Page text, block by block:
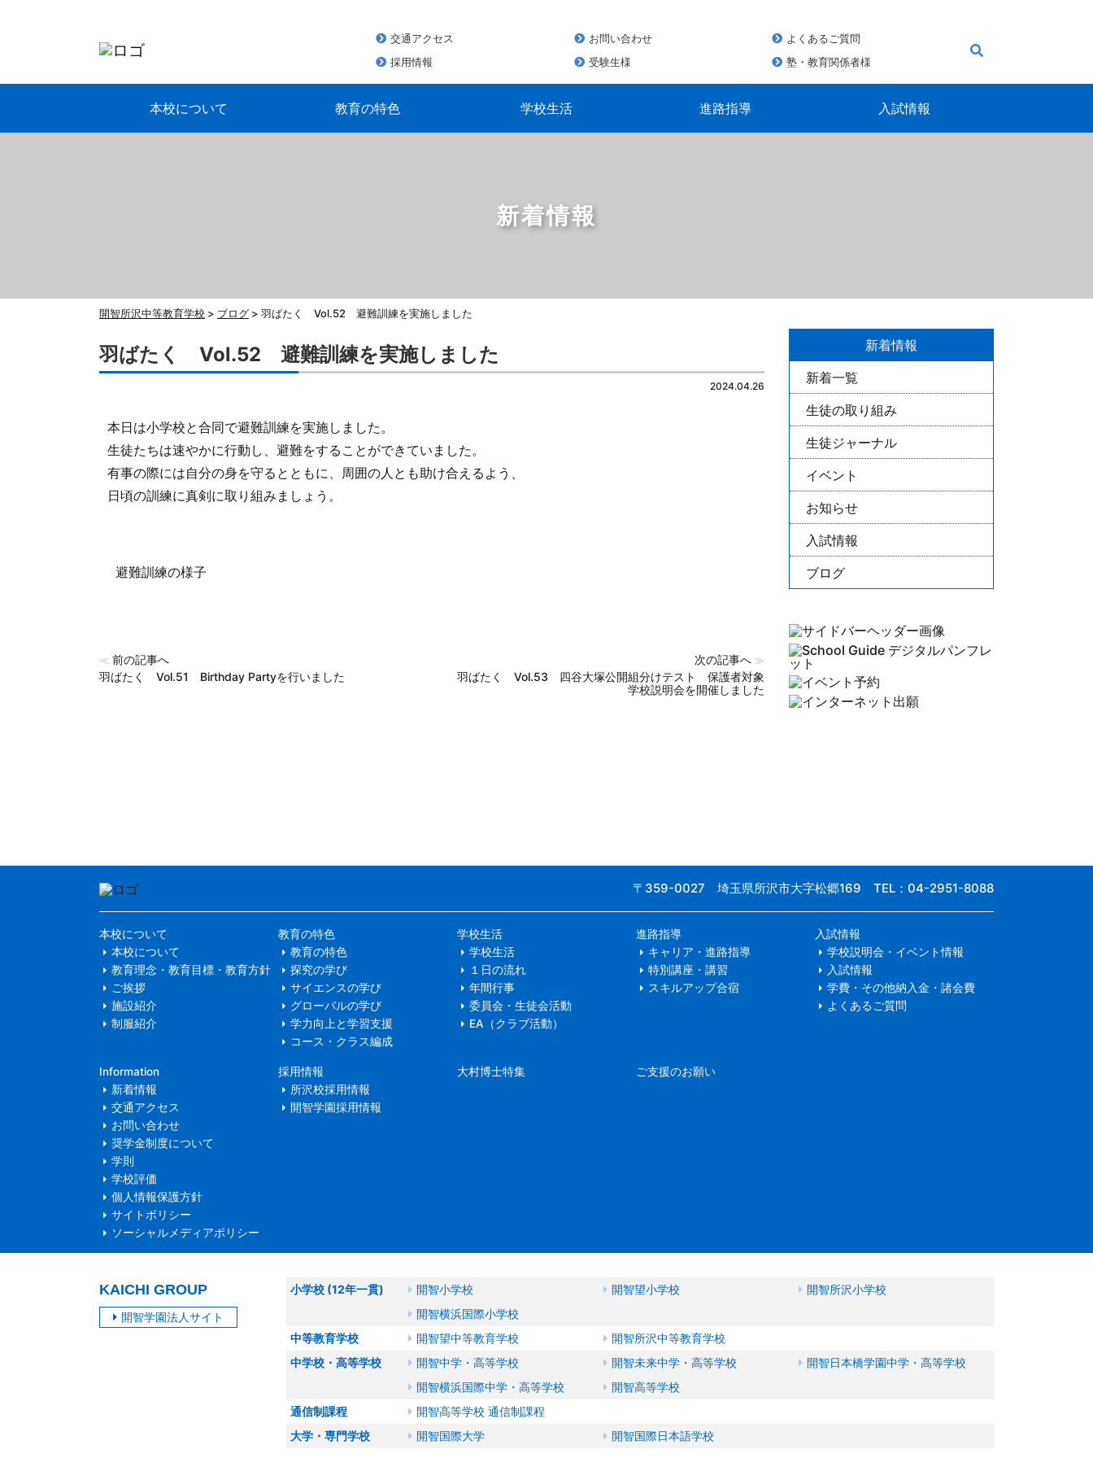
交通アクセス お問い合わせ
よくあるご質問
採用情報
受験生様 塾・教育関係者様
本校について 教育の特色 学校生活 進路指導 入試情報
新着情報
開智所沢中等教育学校 > ブログ > 羽ばたく Vol.52 避難訓練を実施しました
新着情報
新着一覧
生徒の取り組み
生徒ジャーナル
イベント
お知らせ
入試情報
ブログ
羽ばたく Vol.52 避難訓練を実施しました
2024.04.26
本日は小学校と合同で避難訓練を実施しました。
生徒たちは速やかに行動し、避難をすることができていました。
有事の際には自分の身を守るとともに、周囲の人とも助け合えるよう、
日頃の訓練に真剣に取り組みましょう。
避難訓練の様子
≪ 前の記事へ
羽ばたく Vol.51 Birthday Partyを行いました
次の記事へ≫
羽ばたく Vol.53 四谷大塚公開組分けテスト 保護者対象
学校説明会を開催しました
〒359-0027 埼玉県所沢市大字松郷169 TEL：04-2951-8088
本校について
本校について
教育理念・教育目標・教育方針
ご挨拶
施設紹介
制服紹介
教育の特色
教育の特色
探究の学び
サイエンスの学び
グローバルの学び
学力向上と学習支援
コース・クラス編成
学校生活
学校生活
１日の流れ
年間行事
委員会・生徒会活動
EA（クラブ活動）
進路指導
キャリア・進路指導
特別講座・講習
スキルアップ合宿
入試情報
学校説明会・イベント情報
入試情報
学費・その他納入金・諸会費
よくあるご質問
Information
新着情報
交通アクセス
お問い合わせ
奨学金制度について
学則
学校評価
個人情報保護方針
サイトポリシー
ソーシャルメディアポリシー
採用情報
所沢校採用情報
開智学園採用情報
大村博士特集 ご支援のお願い
KAICHI GROUP
開智学園法人サイト
小学校 (12年一貫) 開智小学校 開智望小学校
開智所沢小学校
開智横浜国際小学校
中等教育学校
開智望中等教育学校
開智所沢中等教育学校
中学校・高等学校
開智中学・高等学校 開智未来中学・高等学校
開智日本橋学園中学・高等学校
開智横浜国際中学・高等学校
開智高等学校
通信制課程
開智高等学校 通信制課程
大学・専門学校
開智国際大学 開智国際日本語学校